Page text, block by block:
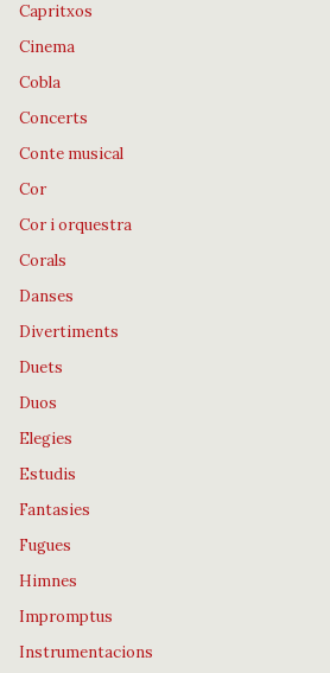
Capritxos
Cinema
Cobla
Concerts
Conte musical
Cor
Cor i orquestra
Corals
Danses
Divertiments
Duets
Duos
Elegies
Estudis
Fantasies
Fugues
Himnes
Impromptus
Instrumentacions